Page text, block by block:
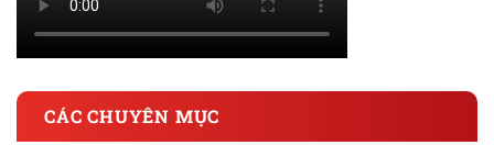
CÁC CHUYÊN MỤC